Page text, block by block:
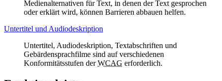
Medienalternativen für Text, in denen der Text gesprochen
oder erklärt wird, können Barrieren abbauen helfen.
Untertitel und Audiodeskription
Untertitel, Audiodeskription, Textabschriften und
Gebärdensprachfilme sind auf verschiedenen
Konformitätsstufen derWCAG erforderlich.